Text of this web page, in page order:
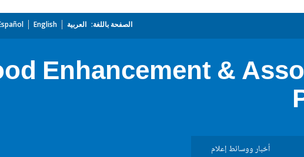
الصفحة باللغة: العربية English
Enhancement &
أخبار ووسائط إعلام